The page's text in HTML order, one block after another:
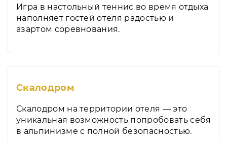
Игра в настольный теннис во время отдыха
наполняет гостей отеля радостью и
азартом соревнования.
Скалодром
Скалодром на территории отеля — это
уникальная возможность попробовать себя
в альпинизме с полной безопасностью.